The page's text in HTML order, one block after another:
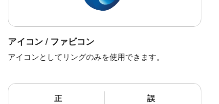
アイコン / ファビコン
アイコンとしてリングのみを使用できます。
正
誤